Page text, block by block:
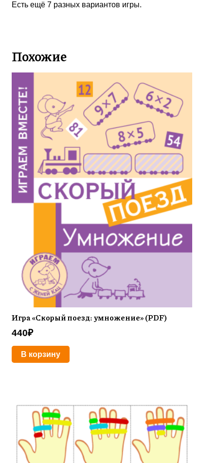
Есть ещё 7 разных вариантов игры.
Похожие
Игра «Скорый поезд: умножение» (PDF)
440₽
В корзину